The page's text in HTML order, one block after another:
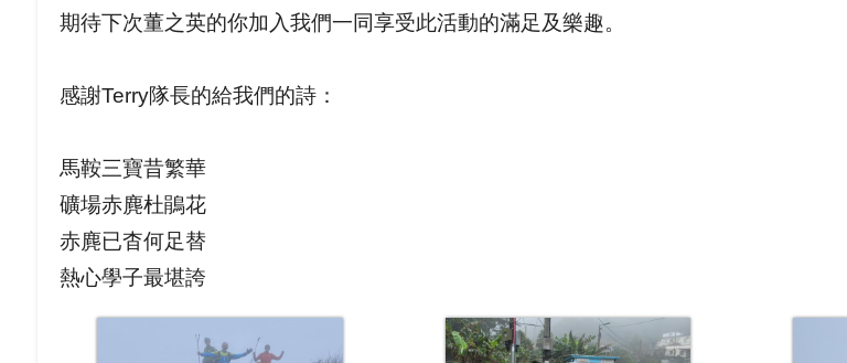
期待下次董之英的你加入我們一同享受此活動的滿足及樂趣。
感謝Terry隊長的給我們的詩：
馬鞍三寶昔繁華
礦場赤麂杜鵑花
赤麂已杳何足替
熱心學子最堪誇